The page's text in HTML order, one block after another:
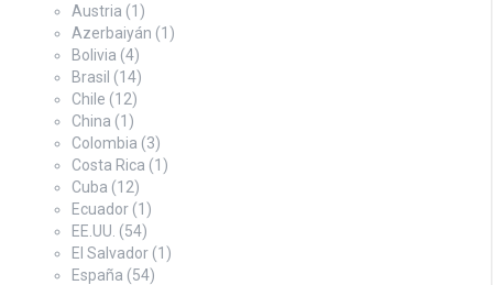
Austria (1)
Azerbaiyán (1)
Bolivia (4)
Brasil (14)
Chile (12)
China (1)
Colombia (3)
Costa Rica (1)
Cuba (12)
Ecuador (1)
EE.UU. (54)
El Salvador (1)
España (54)